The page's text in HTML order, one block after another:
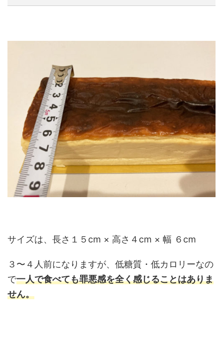
サイズは、長さ１５cm × 高さ４cm × 幅 ６cm
３〜４人前になりますが、低糖質・低カロリーなの
で一人で食べても罪悪感を全く感じることはありま
せん。